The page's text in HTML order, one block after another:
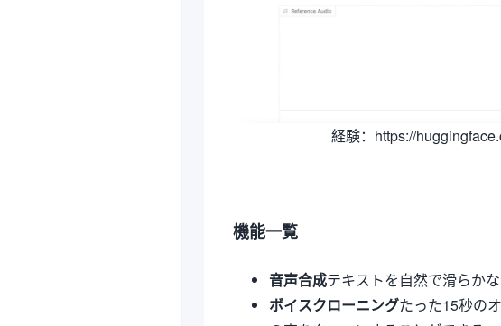
経験：https://
機能一覧
音声合成テキストを自然で滑らかな
ボイスクローニングたった15秒の